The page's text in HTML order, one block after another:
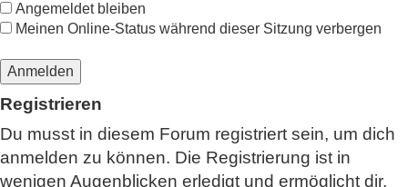
Angemeldet bleiben
Meinen Online-Status während dieser Sitzung verbergen
Registrieren
Du musst in diesem Forum registriert sein, um dich
anmelden zu können. Die Registrierung ist in
wenigen Augenblicken erledigt und ermöglicht dir,